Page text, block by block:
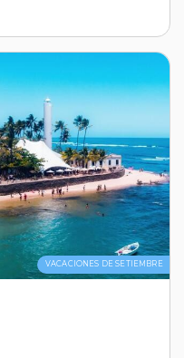
VACACIONES DE SETIEMBRE